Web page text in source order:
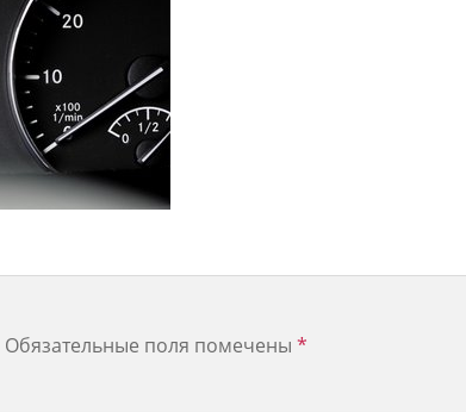
Обязательные поля помечены *